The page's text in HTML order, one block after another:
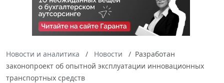
Новости и аналитика Новости
Разработан
законопроект об опытной эксплуатации инновационных
транспортных средств